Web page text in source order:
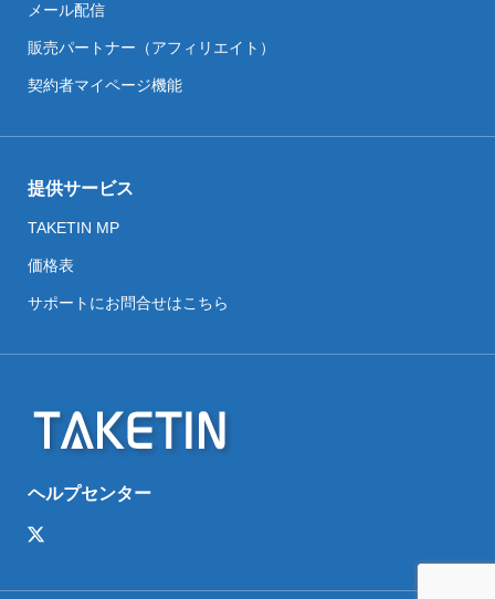
メール配信
販売パートナー（アフィリエイト）
契約者マイページ機能
提供サービス
TAKETIN MP
価格表
サポートにお問合せはこちら
ヘルプセンター